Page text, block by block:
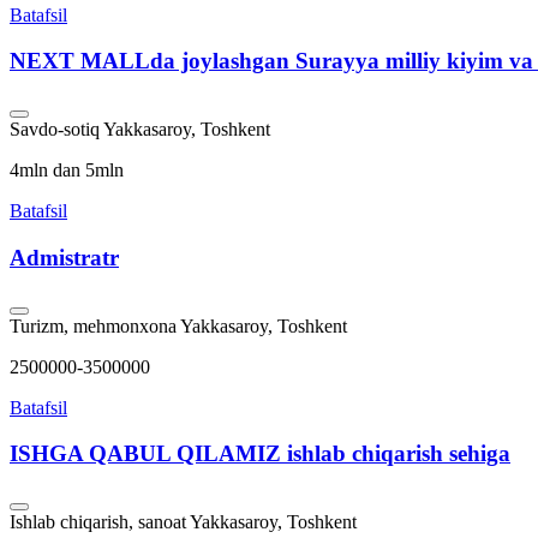
Batafsil
NEXT MALLda joylashgan Surayya milliy kiyim va
Savdo-sotiq Yakkasaroy, Toshkent
4mln dan 5mln
Batafsil
Admistratr
Turizm, mehmonxona Yakkasaroy, Toshkent
2500000-3500000
Batafsil
ISHGA QABUL QILAMIZ ishlab chiqarish sehiga
Ishlab chiqarish, sanoatYakkasaroy, Toshkent